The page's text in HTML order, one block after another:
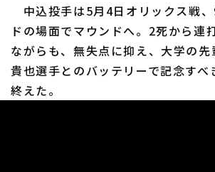
中込投手は5月4日オリックス戦
ドの場面でマウンドへ。2死から連
ながらも、無失点に抑え、大学の先
貴也選手とのバッテリーで記念すべ
終えた。